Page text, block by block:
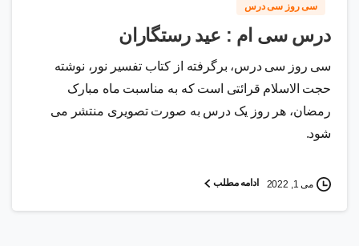
سی روز سی درس
درس سی ام : عید رستگاران
سی روز سی درس، برگرفته از کتاب تفسیر نور، نوشته
حجت الاسلام قرائتی است که به مناسبت ماه مبارک
رمضان، هر روز یک درس به صورت تصویری منتشر می
شود.
می 1, 2022 ادامه مطلب